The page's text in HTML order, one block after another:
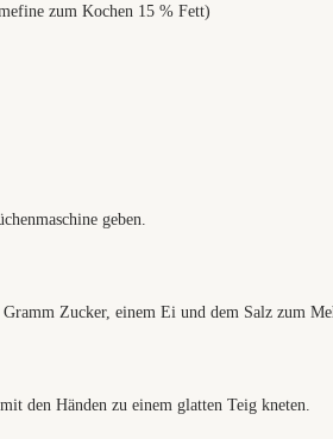
zum Kochen 15 % Fett)
geben.
Zucker, einem Ei und dem Salz zum
den Händen zu einem glatten Teig kneten.